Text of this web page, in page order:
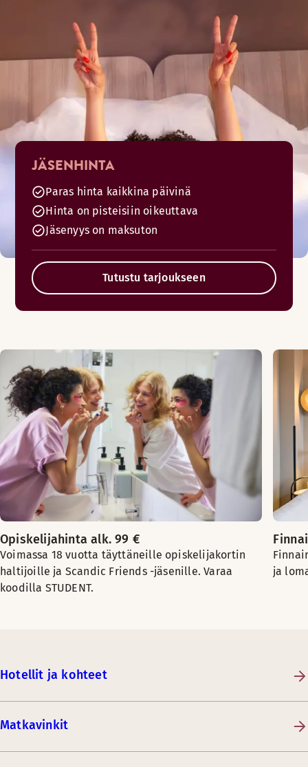
JÄSENHINTA
Paras hinta kaikkina päivinä
Hinta on pisteisiin oikeuttava
Jäsenyys on maksuton
Tutustu tarjoukseen
Opiskelijahinta alk. 99 €
Voimassa 18 vuotta täyttäneille opiskelijakortin
haltijoille ja Scandic Friends -jäsenille. Varaa
koodilla STUDENT.
ja
Hotellit ja kohteet
Matkavinkit